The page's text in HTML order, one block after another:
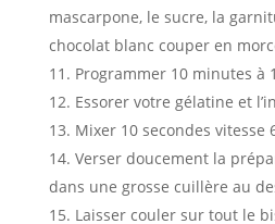
mascarpone, le sucre, la
chocolat blanc couper en
Programmer 10 minutes à
Essorer votre gélatine et
Mixer 10 secondes vitesse
Verser doucement la
dans une grosse cuillère au
Laisser couler sur tout le